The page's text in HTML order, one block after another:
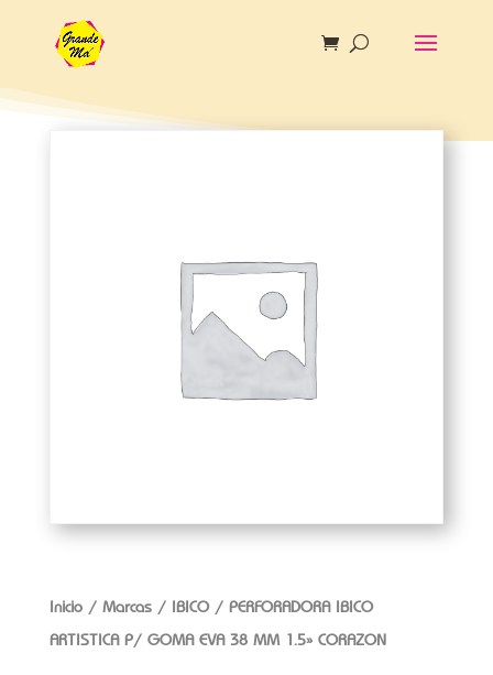
Inicio/ Marcas/ IBICO/ PERFORADORA IBICO
ARTISTICA P/ GOMA EVA 38 MM 1.5» CORAZON